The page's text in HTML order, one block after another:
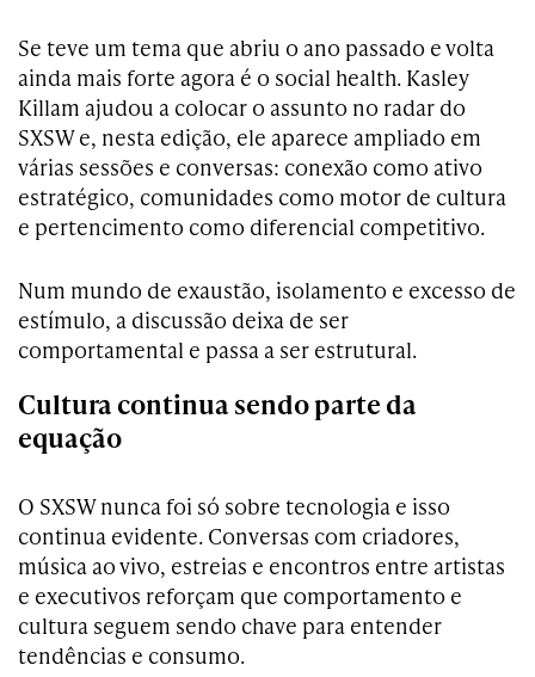
Se teve um tema que abriu o ano passado e volta
ainda mais forte agora é o social health. Kasley
Killam ajudou a colocar o assunto no radar do
SXSW e, nesta edição, ele aparece ampliado em
várias sessões e conversas: conexão como ativo
estratégico, comunidades como motor de cultura
e pertencimento como diferencial competitivo.
Num mundo de exaustão, isolamento e excesso de
estímulo, a discussão deixa de ser
comportamental e passa a ser estrutural.
Cultura continua sendo parte da
equação
O SXSW nunca foi só sobre tecnologia e isso
continua evidente. Conversas com criadores,
música ao vivo, estreias e encontros entre artistas
e executivos reforçam que comportamento e
cultura seguem sendo chave para entender
tendências e consumo.